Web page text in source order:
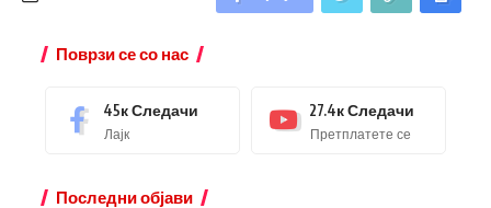
Поврзи се со нас
45кСледачи
Лајк
27.4кСледачи
Претплатете се
Последни објави